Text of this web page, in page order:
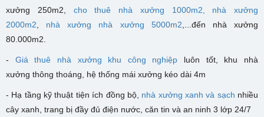
xưởng 250m2, cho thuê nhà xưởng 1000m2,
nhà xưởng
2000m2
nhà xưởng nhà xưởng 5000m2 ,...đến nhà xưởng
80.000m2.
- Giá thuê nhà xưởng khu công nghiệp luôn tốt, khu nhà
xưởng thông thoáng, hệ thống mái xưởng kéo dài 4m
- Hạ tầng kỹ thuật tiện ích đồng bộ, nhà xưởng xanh và sạch nhiều
cây xanh, trang bị đầy đủ điện nước, căn tin và an ninh 3 lớp 24/7